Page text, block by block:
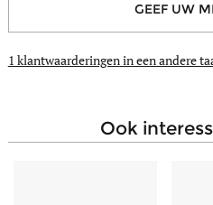
1 klantwaarderingenin een andere
GEEF UW
ook